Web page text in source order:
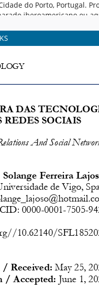
do Porto, Portugal.
iberoamericano ou